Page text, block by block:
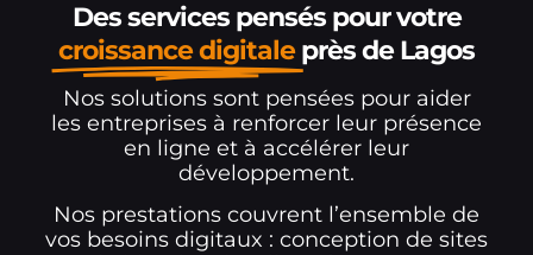
Des services pensés pour votre
croissance digitale près de Lagos
Nos solutions sont pensées pour aider
les entreprises à renforcer leur présence
en ligne et à accélérer leur
développement.
Nos prestations couvrent l’ensemble de
vos besoins digitaux : conception de sites